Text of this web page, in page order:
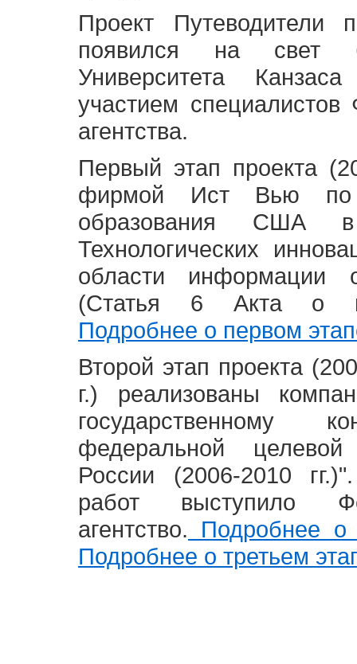
Проект Путеводители
появился на свет
Университета
участием специалистов
агентства.
Первый этап проекта
фирмой Ист Вью по
образования США
Технологических
области информации
(Статья 6 Акта о
Подробнее о первом
Второй этап проекта
г.) реализованы
государственному
федеральной
России (2006-2010
работ выступило
агентство. Подробнее о
Подробнее о третьем